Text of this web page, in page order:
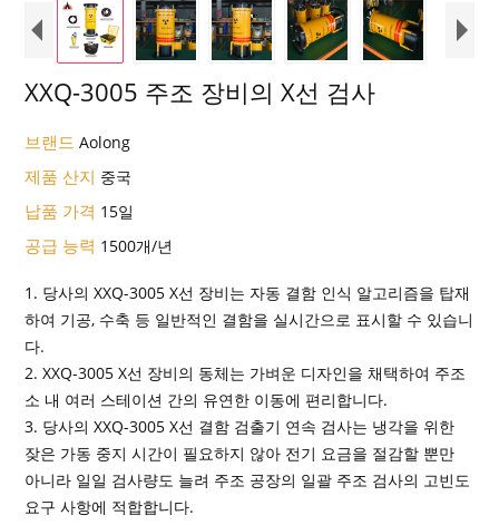
XXQ-3005 주조 장비의 X선 검사
브랜드Aolong
제품 산지 중국
납품 가격 15일
공급 능력 1500개/년
1. 당사의 XXQ-3005 X선 장비는 자동 결함 인식 알고리즘을 탑재
하여 기공, 수축 등 일반적인 결함을 실시간으로 표시할 수 있습니
다.
2. XXQ-3005 X선 장비의 동체는 가벼운 디자인을 채택하여 주조
소 내 여러 스테이션 간의 유연한 이동에 편리합니다.
3. 당사의 XXQ-3005 X선 결함 검출기 연속 검사는 냉각을 위한
잦은 가동 중지 시간이 필요하지 않아 전기 요금을 절감할 뿐만
아니라 일일 검사량도 늘려 주조 공장의 일괄 주조 검사의 고빈도
요구 사항에 적합합니다.